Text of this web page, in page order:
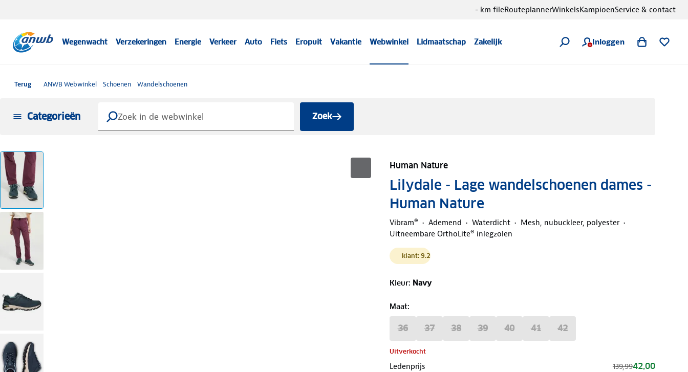
Wegenwacht Verzekeringen Energie Verkeer Auto Fiets Eropuit Vakantie Webwinkel Lidmaatschap Zakelijk Inloggen
- km fileRouteplannerWinkelsKampioenService & contact
Terug ANWB Webwinkel Schoenen Wandelschoenen
Categorieën Zoek
Human Nature
Lilydale - Lage wandelschoenen dames -
Human Nature
Vibram® Ademend Waterdicht
Mesh, nubuckleer, polyester
Uitneembare OrthoLite® inlegzolen
klant: 9.2
Kleur: Navy
Maat:
36 37 38 39 40 41 42
Uitverkocht
Ledenprijs 139,9942,00